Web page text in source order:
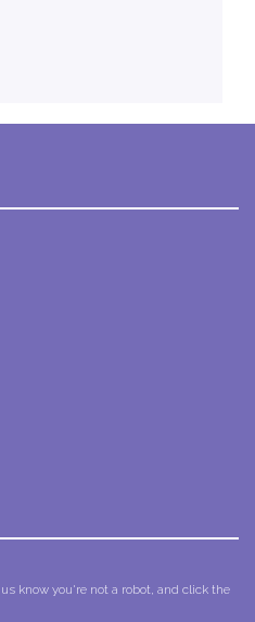
know you're not a robot, and click the